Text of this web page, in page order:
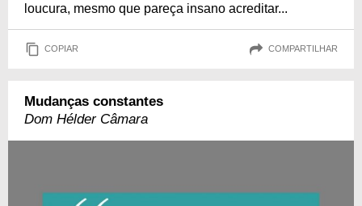
loucura, mesmo que pareça insano acreditar...
COPIAR COMPARTILHAR
Mudanças constantes
Dom Hélder Câmara